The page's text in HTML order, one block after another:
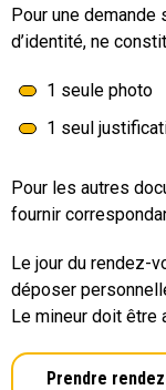
Pour une
d’identité, ne
1 seule photo
1 seul
Pour les autres
fournir
Le jour du rendez-
déposer
Le mineur doit être
Prendre